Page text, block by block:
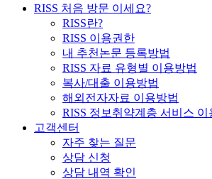
RISS 처음 방문 이세요?
RISS란?
RISS 이용권한
내 추천논문 등록방법
RISS 자료 유형별 이용방법
복사/대출 이용방법
해외전자자료 이용방법
RISS 정보취약계층 서비스 이
고객센터
자주 찾는 질문
상담 신청
상담 내역 확인